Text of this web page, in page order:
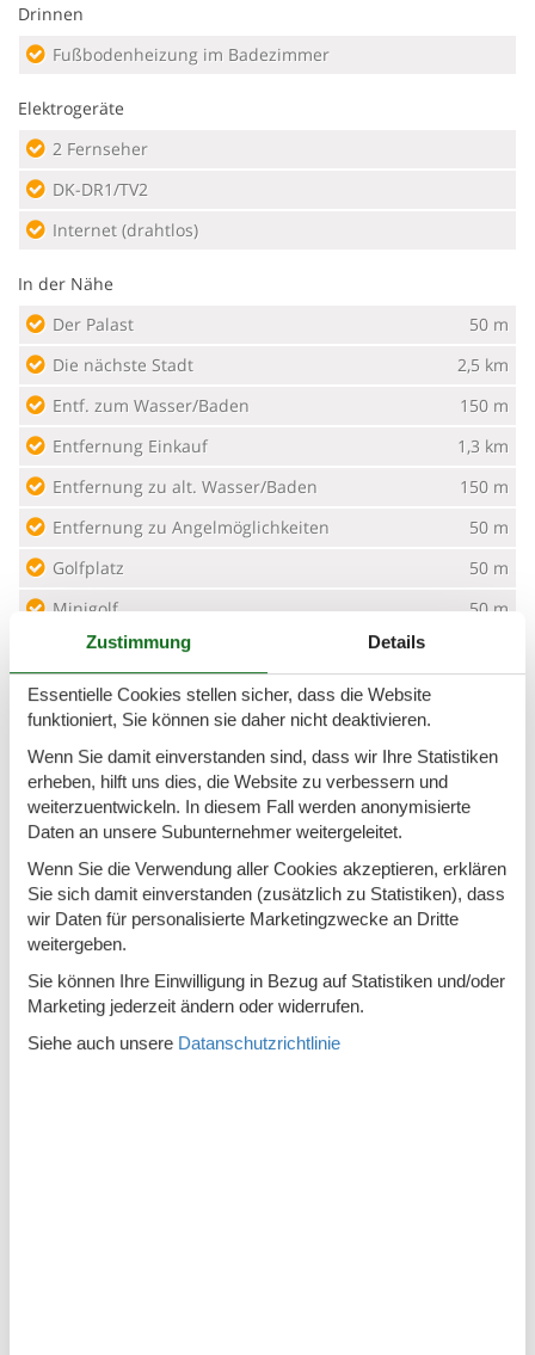
Drinnen
Fußbodenheizung im Badezimmer
Elektrogeräte
2 Fernseher
DK-DR1/TV2
Internet (drahtlos)
In der Nähe
Der Palast
50 m
Die nächste Stadt
2,5 km
Entf. zum Wasser/Baden
150 m
Entfernung Einkauf
1,3 km
Entfernung zu alt. Wasser/Baden
150 m
Entfernung zu Angelmöglichkeiten
50 m
Golfplatz
50 m
Minigolf
50 m
Nächstes Restaurant
Tennisplatz
Nahe am Meer
Rauchfreies Haus
Küche
Die Küche verfügt über Warmwasser
Elektroherd
Gefrierbox
Kaffeemaschine
Zustimmung Details
Essentielle Cookies stellen sicher, dass die Website
funktioniert, Sie können sie daher nicht deaktivieren.
Wenn Sie damit einverstanden sind, dass wir Ihre Statistiken
erheben, hilft uns dies, die Website zu verbessern und
weiterzuentwickeln. In diesem Fall werden anonymisierte
Daten an unsere Subunternehmer weitergeleitet.
Wenn Sie die Verwendung aller Cookies akzeptieren, erklären
Sie sich damit einverstanden (zusätzlich zu Statistiken), dass
wir Daten für personalisierte Marketingzwecke an Dritte
weitergeben.
Sie können Ihre Einwilligung in Bezug auf Statistiken und/oder
Marketing jederzeit ändern oder widerrufen.
Siehe auch unsere Datanschutzrichtlinie